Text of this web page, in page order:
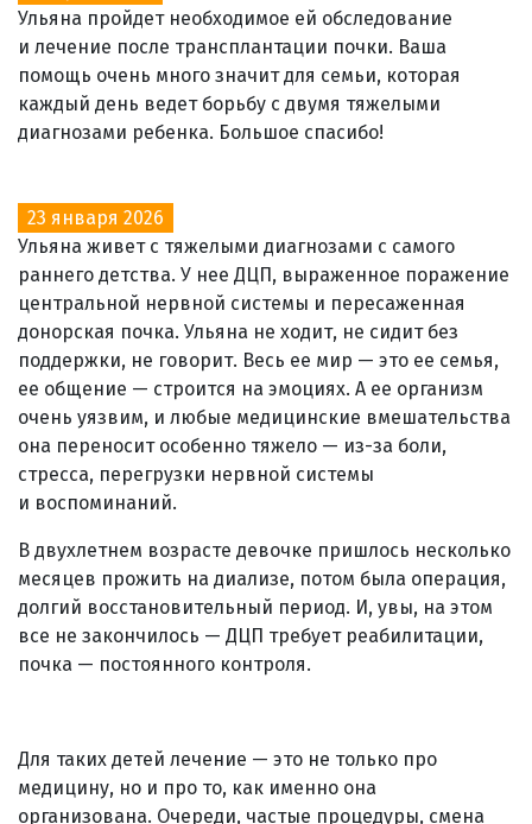
Ульяна пройдет необходимое ей обследование
и лечение после трансплантации почки. Ваша
помощь очень много значит для семьи, которая
каждый день ведет борьбу с двумя тяжелыми
диагнозами ребенка. Большое спасибо!
23 января 2026
Ульяна живет с тяжелыми диагнозами с самого
раннего детства. У нее ДЦП, выраженное поражение
центральной нервной системы и пересаженная
донорская почка. Ульяна не ходит, не сидит без
поддержки, не говорит. Весь ее мир — это ее семья,
ее общение — строится на эмоциях. А ее организм
очень уязвим, и любые медицинские вмешательства
она переносит особенно тяжело — из-за боли,
стресса, перегрузки нервной системы
и воспоминаний.
В двухлетнем возрасте девочке пришлось несколько
месяцев прожить на диализе, потом была операция,
долгий восстановительный период. И, увы, на этом
все не закончилось — ДЦП требует реабилитации,
почка — постоянного контроля.
Для таких детей лечение — это не только про
медицину, но и про то, как именно она
организована. Очереди, частые процедуры, смена